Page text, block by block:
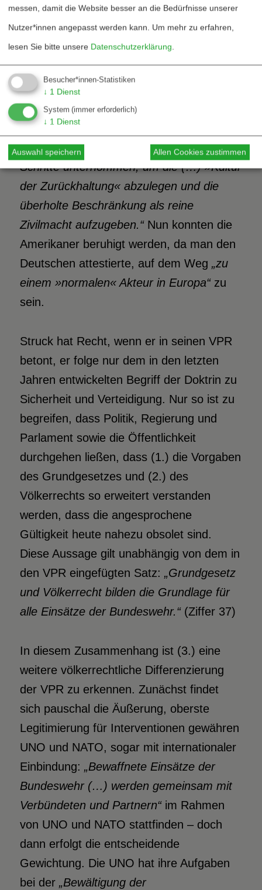
militärischen Elite: Die Generalität der
Bundeswehr war 1994 zu 99 Prozent zu
humanitären Einsätzen in Krisenregionen
bereit und zu 80 Prozent zu
Zwangsmaßnahmen sogar gegen den
Willen der Konfliktpartner. Das Fazit für
alle: „Die deutsche Führungselite hat
anscheinend gleich mehrere wichtige
Schritte unternommen, um die (…) »Kultur
der Zurückhaltung« abzulegen und die
überholte Beschränkung als reine
Zivilmacht aufzugeben.“Nun konnten die
Amerikaner beruhigt werden, da man den
Deutschen attestierte, auf dem Weg „zu
einem »normalen« Akteur in Europa“zu
sein.
Struck hat Recht, wenn er in seinen VPR
betont, er folge nur dem in den letzten
Jahren entwickelten Begriff der Doktrin zu
Sicherheit und Verteidigung. Nur so ist zu
begreifen, dass Politik, Regierung und
Parlament sowie die Öffentlichkeit
durchgehen ließen, dass (1.) die Vorgaben
des Grundgesetzes und (2.) des
Völkerrechts so erweitert verstanden
werden, dass die angesprochene
Gültigkeit heute nahezu obsolet sind.
Diese Aussage gilt unabhängig von dem in
den VPR eingefügten Satz: „Grundgesetz
und Völkerrecht bilden die Grundlage für
alle Einsätze der Bundeswehr.“(Ziffer 37)
In diesem Zusammenhang ist (3.) eine
weitere völkerrechtliche Differenzierung
der VPR zu erkennen. Zunächst findet
sich pauschal die Äußerung, oberste
Legitimierung für Interventionen gewähren
UNO und NATO, sogar mit internationaler
Einbindung: „Bewaffnete Einsätze der
Bundeswehr (…) werden gemeinsam mit
Verbündeten und Partnern“im Rahmen
von UNO und NATO stattfinden – doch
dann erfolgt die entscheidende
Gewichtung. Die UNO hat ihre Aufgaben
bei der „Bewältigung der
messen, damit die Website besser an die Bedürfnisse unserer
Nutzer*innen angepasst werden kann. Um mehr zu erfahren,
lesen Sie bitte unsere Datenschutzerklärung.
Besucher*innen-Statistiken
↓ 1 Dienst
System (immer erforderlich)
↓ 1 Dienst
Auswahl speichern Allen Cookies zustimmen